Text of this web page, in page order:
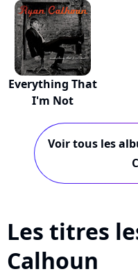
Everything That
I'm Not
Voir tous les
Les titres
Calhoun